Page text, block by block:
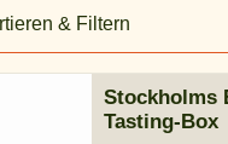
& Filtern
Stockholms
Tasting-Box